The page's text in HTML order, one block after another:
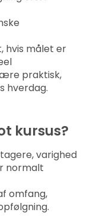
hvis målet er
praktisk,
hverdag.
kursus?
varighed
normalt
omfang,